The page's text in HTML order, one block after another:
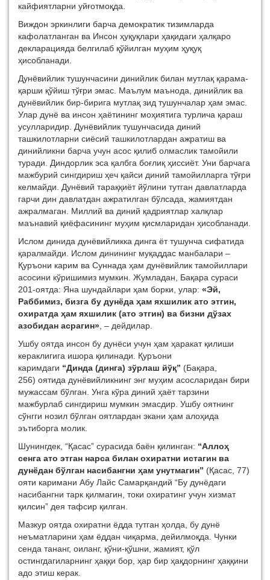
кайфиятларни уйғотмоқда.
Виждон эркинлиги барча демократик тизимларда
кафолатланган ва Инсон ҳуқуқлари ҳақидаги ҳалқаро
декларацияда белгилаб қўйилган муҳим ҳуқуқ
ҳисобланади.
Дунёвийлик тушунчасини динийлик билан мутлақ қарама-
қарши қўйиш тўғри эмас. Маълум маънода, динийлик ва
дунёвийлик бир-бирига мутлақ зид тушунчалар ҳам эмас.
Улар дунё ва инсон ҳаётининг моҳиятига турлича қараш
усулларидир. Дунёвийлик тушунчасида диний
ташкилотларни сиёсий ташкилотлардан ажратиш ва
динийликни барча учун асос қилиб олмаслик тамойили
туради. Диндорлик эса қалбга боғлиқ ҳиссиёт. Уни барчага
мажбурий сингдириш ҳеч қайси диний тамойилларга тўғри
келмайди. Дунёвий тараққиёт йўлини тутган давлатларда
гарчи дин давлатдан ажратилган бўлсада, жамиятдан
ажралмаган. Миллий ва диний қадриятлар халқлар
маънавий қиёфасининг муҳим қисмларидан ҳисобланади.
Ислом динида дунёвийликка динга ёт тушунча сифатида
қаралмайди. Ислом динининг муқаддас манбалари –
Қуръони карим ва Суннада ҳам дунёвийлик тамойиллари
асосини кўришимиз мумкин. Жумладан, Бақара сураси
201-оятда: Яна шундайлари ҳам борки, улар: «Эй,
Раббимиз, бизга бу дунёда ҳам яхшилик ато этгин,
охиратда ҳам яхшилик (ато этгин) ва бизни дўзах
азобидан асрагин» , – дейдилар.
Ушбу оятда инсон бу дунёси учун ҳам ҳаракат қилиши
кераклигига ишора қилинади. Қуръони
каримдаги “Динда (динга) зўрлаш йўқ” (Бақара,
256) оятида дунёвийликнинг энг муҳим асосларидан бири
мужассам бўлган. Унга кўра диний ҳаёт тарзини
мажбурлаб сингдириш мумкин эмасдир. Ушбу оятнинг
сўнгги нозил бўлган оятлардан экани ҳам алоҳида
эътиборга молик.
Шунингдек, “Қасас” сурасида баён қилинган: “Аллоҳ
сенга ато этган нарса билан охиратни истагин ва
дунёдан бўлган насибангни ҳам унутмагин” (Қасас, 77)
ояти каримани Абу Лайс Самарқандий “Бу дунёдаги
насибангни тарк қилмагин, токи охиратинг учун хизмат
қилсин” дея тафсир қилган.
Мазкур оятда охиратни ёдда тутган ҳолда, бу дунё
неъматларини ҳам ёддан чиқарма, дейилмоқда. Чунки
сенда тананг, оиланг, қўни-қўшни, жамият, қўл
остингдагиларнинг ҳаққи бор, ҳар бир ҳақдорнинг ҳаққини
адо этиш керак.